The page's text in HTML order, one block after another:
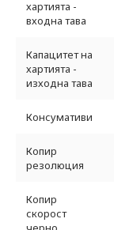
хартията -
входна тава
Капацитет на
хартията -
изходна тава
Консумативи
Копир
резолюция
Копир
скорост